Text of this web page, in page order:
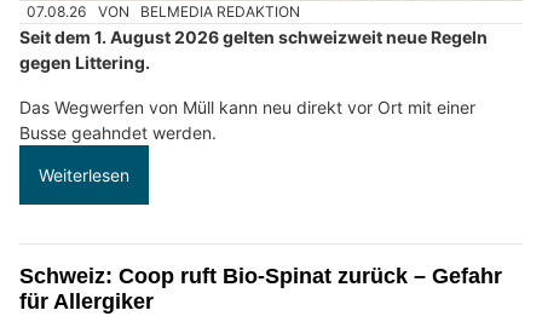
07.08.26 VON BELMEDIA REDAKTION
Seit dem 1. August 2026 gelten schweizweit neue Regeln
gegen Littering.
Das Wegwerfen von Müll kann neu direkt vor Ort mit einer
Busse geahndet werden.
Weiterlesen
Schweiz: Coop ruft Bio-Spinat zurück – Gefahr
für Allergiker